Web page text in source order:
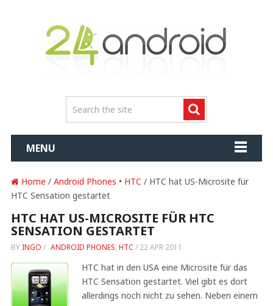
MENU
Home / Android Phones • HTC / HTC hat US-Microsite für
HTC Sensation gestartet
HTC HAT US-MICROSITE FÜR HTC
SENSATION GESTARTET
BY INGO / ANDROID PHONES, HTC / 22 APR 2011
HTC hat in den USA eine Microsite für das
HTC Sensation gestartet. Viel gibt es dort
allerdings noch nicht zu sehen. Neben einem